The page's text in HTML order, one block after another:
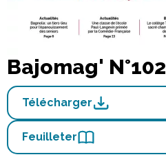
Bajomag' N°102
Télécharger
Feuilleter